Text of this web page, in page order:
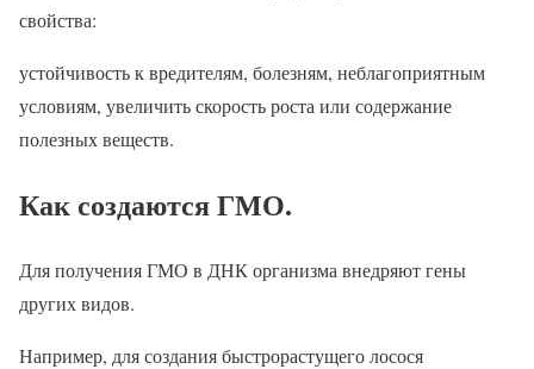
свойства:
устойчивость к вредителям, болезням, неблагоприятным
условиям, увеличить скорость роста или содержание
полезных веществ.
Как создаются ГМО.
Для получения ГМО в ДНК организма внедряют гены
других видов.
Например, для создания быстрорастущего лосося